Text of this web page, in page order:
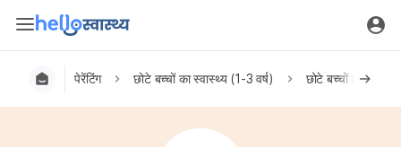
पेरेंटिंग छोटे बच्चों का स्वास्थ्य (1-3 वर्ष) छोटे बच्चों का विकास